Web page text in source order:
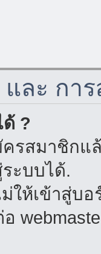
และ กา
ด้ ?
รสมาชิกแ
ะบบได้.
ห้เข้าสู่บอ